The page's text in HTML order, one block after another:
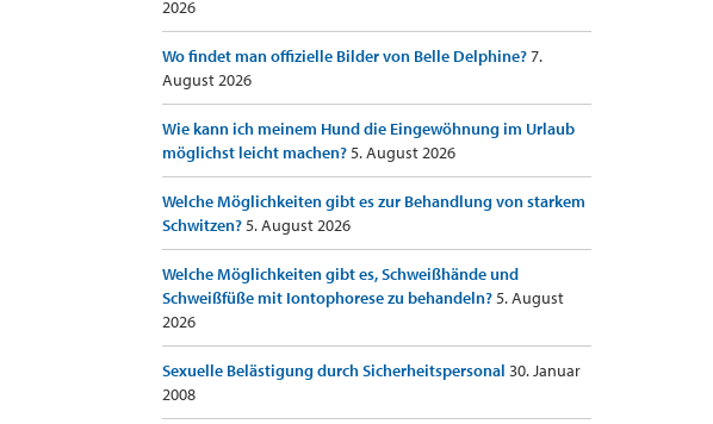
2026
Wo findet man offizielle Bilder von Belle Delphine?7.
August 2026
Wie kann ich meinem Hund die Eingewöhnung im Urlaub
möglichst leicht machen?5. August 2026
Welche Möglichkeiten gibt es zur Behandlung von starkem
Schwitzen?5. August 2026
Welche Möglichkeiten gibt es, Schweißhände und
Schweißfüße mit Iontophorese zu behandeln?5. August
2026
Sexuelle Belästigung durch Sicherheitspersonal 30. Januar
2008